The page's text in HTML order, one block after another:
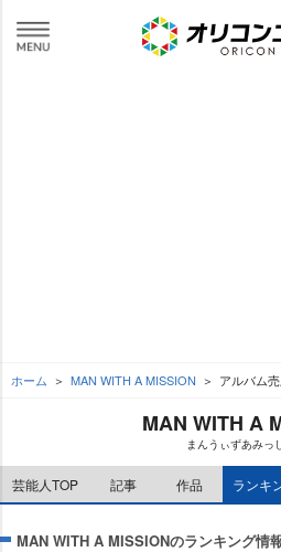
ホーム MAN WITH A MISSION アルバム
MAN WITH A
まんうぃずあみっ
芸能人TOP 記事 作品 ランキ
MAN WITH A MISSIONのランキング情